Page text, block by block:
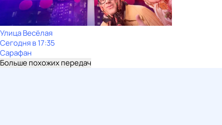
Улица Весёлая
Сегодня в 17:35
Сарафан
Больше похожих передач